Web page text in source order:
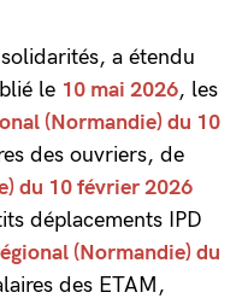
a étendu
le 10 mai 2026, les
(Normandie) du 10
des ouvriers, de
du 10 février 2026
déplacements IPD
(Normandie) du
des ETAM,